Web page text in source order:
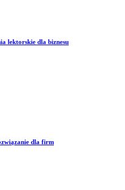
lektorskie dla biznesu
dla firm